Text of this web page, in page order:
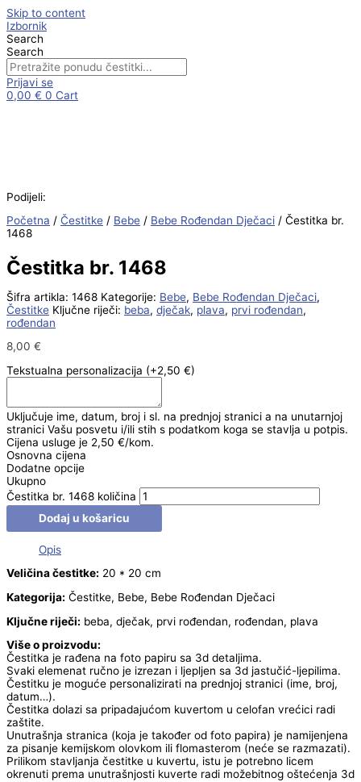
Skip to content
Izbornik
Search
Search
Prijavi se
0,00 € 0 Cart
Podijeli:
Početna / Čestitke / Bebe / Bebe Rođendan Dječaci / Čestitka br.
1468
Čestitka br. 1468
Šifra artikla: 1468 Kategorije: Bebe, Bebe Rođendan Dječaci,
Čestitke Ključne riječi: beba, dječak, plava, prvi rođendan,
rođendan
8,00 €
Tekstualna personalizacija (+2,50 €)
Uključuje ime, datum, broj i sl. na prednjoj stranici a na unutarnjoj
stranici Vašu posvetu i/ili stih s podatkom koga se stavlja u potpis.
Cijena usluge je 2,50 €/kom.
Osnovna cijena
Dodatne opcije
Ukupno
Čestitka br. 1468 količina
Dodaj u košaricu
Opis
Veličina čestitke: 20 * 20 cm
Kategorija: Čestitke, Bebe, Bebe Rođendan Dječaci
Ključne riječi: beba, dječak, prvi rođendan, rođendan, plava
Više o proizvodu:
Čestitka je rađena na foto papiru sa 3d detaljima.
Svaki elemenat ručno je izrezan i ljepljen sa 3d jastučić-ljepilima.
Čestitku je moguće personalizirati na prednjoj stranici (ime, broj,
datum…).
Čestitka dolazi sa pripadajućom kuvertom u celofan vrećici radi
zaštite.
Unutrašnja stranica (koja je također od foto papira) je namijenjena
za pisanje kemijskom olovkom ili flomasterom (neće se razmazati).
Prilikom stavljanja čestitke u kuvertu, istu je potrebno licem
okrenuti prema unutrašnjosti kuverte radi možebitnog oštećenja 3d